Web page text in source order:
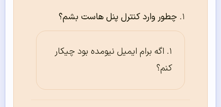
چطور وارد کنترل پنل هاست بشم؟
اگه برام ایمیل نیومده بود چیکار
کنم؟